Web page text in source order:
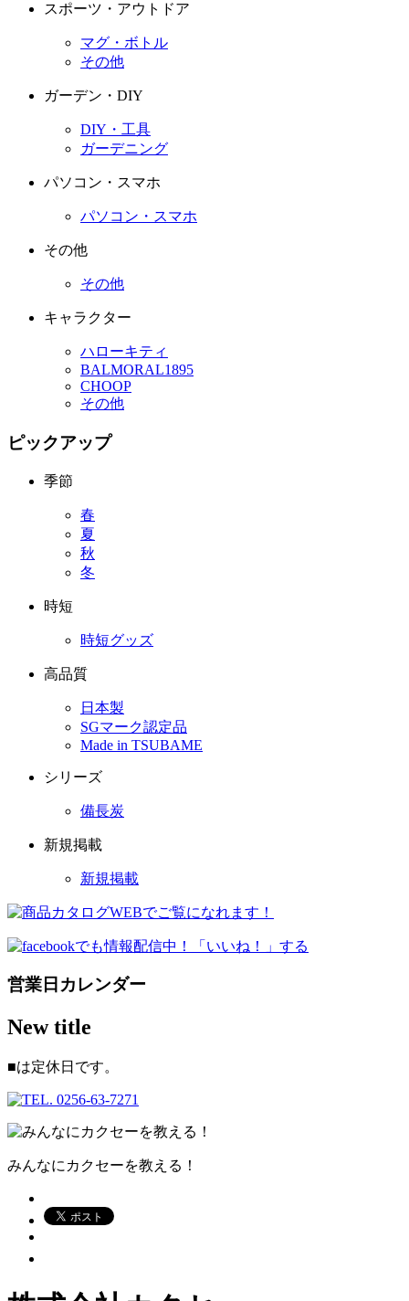
スポーツ・アウトドア
マグ・ボトル
その他
ガーデン・DIY
DIY・工具
ガーデニング
パソコン・スマホ
パソコン・スマホ
その他
その他
キャラクター
ハローキティ
BALMORAL1895
CHOOP
その他
ピックアップ
季節
春
夏
秋
冬
時短
時短グッズ
高品質
日本製
SGマーク認定品
Made in TSUBAME
シリーズ
備長炭
新規掲載
新規掲載
営業日カレンダー
New title
■は定休日です。
みんなにカクセーを教える！